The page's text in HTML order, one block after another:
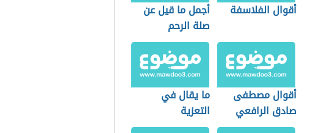
أقوال الفلاسفة
أجمل ما قيل عن
صلة الرحم
أقوال مصطفى
صادق الرافعي
ما يقال في
التعزية